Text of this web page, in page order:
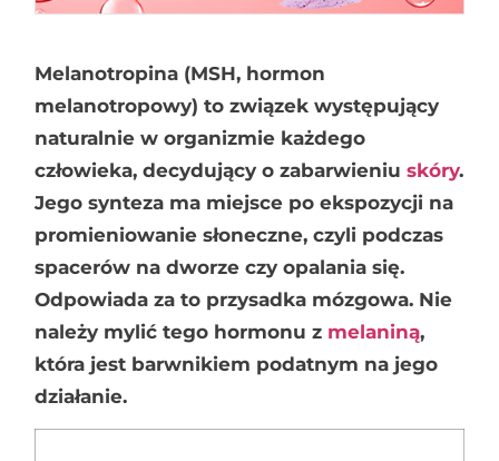
Melanotropina (MSH, hormon
melanotropowy) to związek występujący
naturalnie w organizmie każdego
człowieka, decydujący o zabarwieniuskóry.
Jego synteza ma miejsce po ekspozycji na
promieniowanie słoneczne, czyli podczas
spacerów na dworze czy opalania się.
Odpowiada za to przysadka mózgowa. Nie
należy mylić tego hormonu z melaniną,
która jest barwnikiem podatnym na jego
działanie.